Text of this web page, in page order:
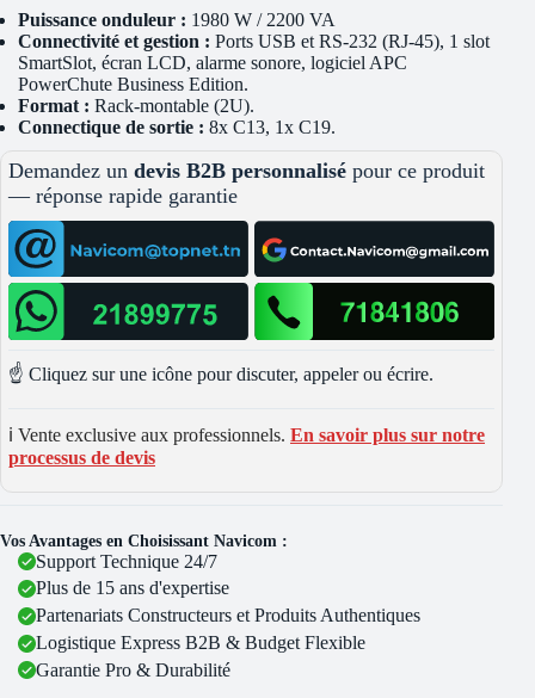
Puissance onduleur : 1980 W / 2200 VA
Connectivité et gestion : Ports USB et RS-232 (RJ-45), 1 slot
SmartSlot, écran LCD, alarme sonore, logiciel APC
PowerChute Business Edition.
Format : Rack-montable (2U).
Connectique de sortie : 8x C13, 1x C19.
Demandez un devis B2B personnalisé pour ce produit
— réponse rapide garantie
☝️ Cliquez sur une icône pour discuter, appeler ou écrire.
ℹ️ Vente exclusive aux professionnels. En savoir plus sur notre
processus de devis
Vos Avantages en Choisissant Navicom :
Support Technique 24/7
Plus de 15 ans d'expertise
Partenariats Constructeurs et Produits Authentiques
Logistique Express B2B & Budget Flexible
Garantie Pro & Durabilité